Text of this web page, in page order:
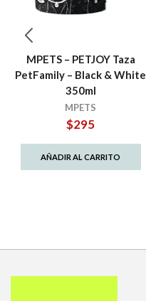
MPETS – PETJOY Taza
PetFamily – Black & White
350ml
MPETS
$295
AÑADIR AL CARRITO